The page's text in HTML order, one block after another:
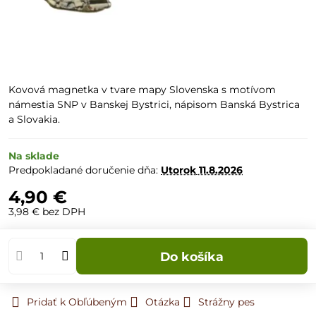
Kovová magnetka v tvare mapy Slovenska s motívom
námestia SNP v Banskej Bystrici, nápisom Banská Bystrica
a Slovakia.
Na sklade
Predpokladané doručenie dňa: Utorok 11.8.2026
4,90 €
3,98 € bez DPH
Do košíka
Pridať k Obľúbeným Otázka
Strážny pes